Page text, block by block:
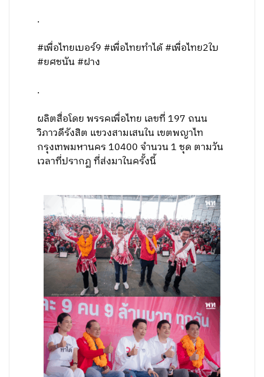
.
#เพื่อไทยเบอร์9 #เพื่อไทยทำได้ #เพื่อไทย2ใบ
#ยศชนัน #ฝาง
.
ผลิตสื่อโดย พรรคเพื่อไทย เลขที่ 197 ถนน
วิภาวดีรังสิต แขวงสามเสนใน เขตพญาไท
กรุงเทพมหานคร 10400 จำนวน 1 ชุด ตามวัน
เวลาที่ปรากฏ ที่ส่งมาในครั้งนี้